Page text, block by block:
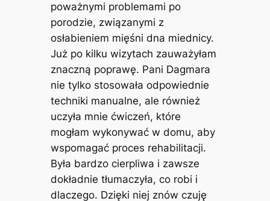
poważnymi problemami po
porodzie, związanymi z
osłabieniem mięśni dna miednicy.
Już po kilku wizytach zauważyłam
znaczną poprawę. Pani Dagmara
nie tylko stosowała odpowiednie
techniki manualne, ale również
uczyła mnie ćwiczeń, które
mogłam wykonywać w domu, aby
wspomagać proces rehabilitacji.
Była bardzo cierpliwa i zawsze
dokładnie tłumaczyła, co robi i
dlaczego. Dzięki niej znów czuję